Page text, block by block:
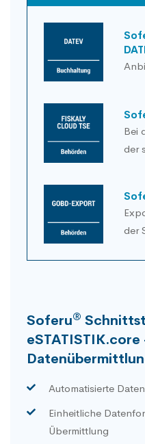
Bei
der
der
Soferu®
Automatisierte
Einheitliche
Übermittlung